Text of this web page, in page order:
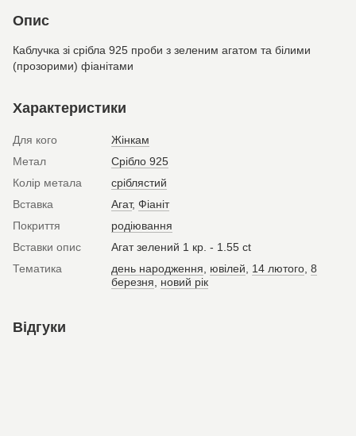
Опис
Каблучка зі срібла 925 проби з зеленим агатом та білими
(прозорими) фіанітами
Характеристики
Для кого
Жінкам
Метал
Срібло 925
Колір метала
сріблястий
Вставка
Агат, Фіаніт
Покриття
родіювання
Вставки опис
Агат зелений 1 кр. - 1.55 ct
Тематика
день народження ювілей 14 лютого 8
березня
новий рік
Відгуки